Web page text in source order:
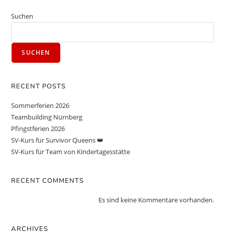
Suchen
SUCHEN
RECENT POSTS
Sommerferien 2026
Teambuilding Nürnberg
Pfingstferien 2026
SV-Kurs für Survivor Queens 👑
SV-Kurs für Team von Kindertagesstätte
RECENT COMMENTS
Es sind keine Kommentare vorhanden.
ARCHIVES